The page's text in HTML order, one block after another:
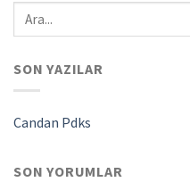
SON YAZILAR
Candan Pdks
SON YORUMLAR